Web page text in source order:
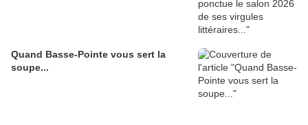
Quand Basse-Pointe vous sert la
soupe...